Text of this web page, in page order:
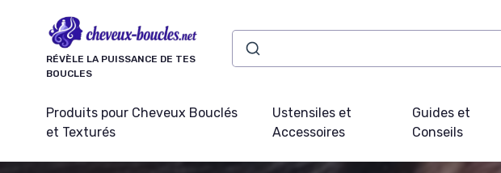
RÉVÈLE LA PUISSANCE DE TES
BOUCLES
Produits pour Cheveux Bouclés
et Texturés
Ustensiles et
Accessoires
Guides et
Conseils